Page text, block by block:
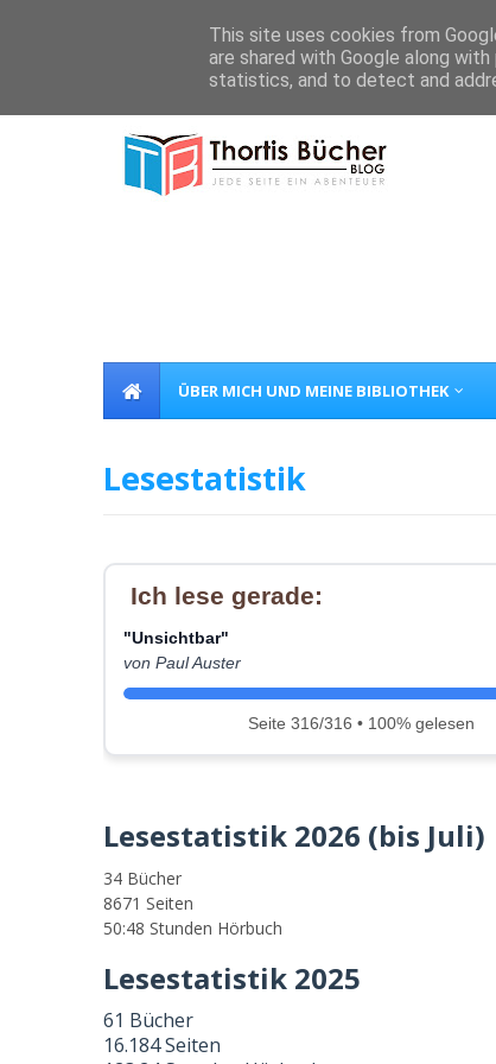
ÜBER MICH UND MEINE BIBLIOTHEK
Lesestatistik
Ich lese gerade:
"Unsichtbar"
von Paul Auster
Seite 316/316 • 100% gelesen
Lesestatistik 2026 (bis Juli)
34 Bücher
8671 Seiten
50:48 Stunden Hörbuch
Lesestatistik 2025
61 Bücher
16.184 Seiten
This site uses cookies from
are shared with Google along
statistics, and to detect and